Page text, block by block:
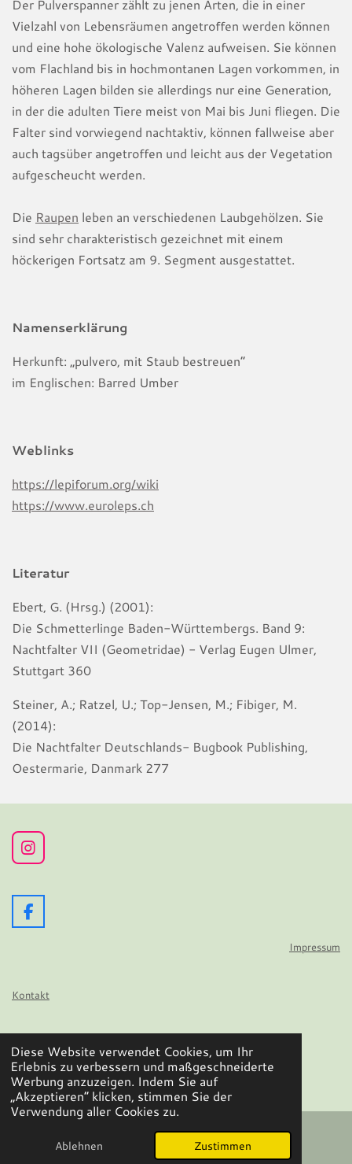
Diese Website verwendet Cookies, um Ihr
Erlebnis zu verbessern und maßgeschneiderte
Werbung anzuzeigen. Indem Sie auf
„Akzeptieren“ klicken, stimmen Sie der
Verwendung aller Cookies zu.
Ablehnen Zustimmen
Der Pulverspanner zählt zu jenen Arten, die in einer
Vielzahl von Lebensräumen angetroffen werden können
und eine hohe ökologische Valenz aufweisen. Sie können
vom Flachland bis in hochmontanen Lagen vorkommen, in
höheren Lagen bilden sie allerdings nur eine Generation,
in der die adulten Tiere meist von Mai bis Juni fliegen. Die
Falter sind vorwiegend nachtaktiv, können fallweise aber
auch tagsüber angetroffen und leicht aus der Vegetation
aufgescheucht werden.
Die Raupen leben an verschiedenen Laubgehölzen. Sie
sind sehr charakteristisch gezeichnet mit einem
höckerigen Fortsatz am 9. Segment ausgestattet.
Namenserklärung
Herkunft: „pulvero, mit Staub bestreuen“
im Englischen: Barred Umber
Weblinks
https://lepiforum.org/wiki
https://www.euroleps.ch
Literatur
Ebert, G. (Hrsg.) (2001):
Die Schmetterlinge Baden-Württembergs. Band 9:
Nachtfalter VII (Geometridae) - Verlag Eugen Ulmer,
Stuttgart 360
Steiner, A.; Ratzel, U.; Top-Jensen, M.; Fibiger, M.
(2014):
Die Nachtfalter Deutschlands- Bugbook Publishing,
Oestermarie, Danmark 277
I
n
t
a
g
F
a
o
Impressum
Kontakt
© 2024 - 2026 Wir flattern auf
Mit Unterstützung vonWebador
E-Mail Facebook